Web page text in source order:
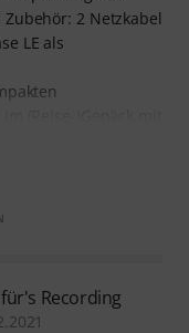
2 Netzkabel
LE als
Recording